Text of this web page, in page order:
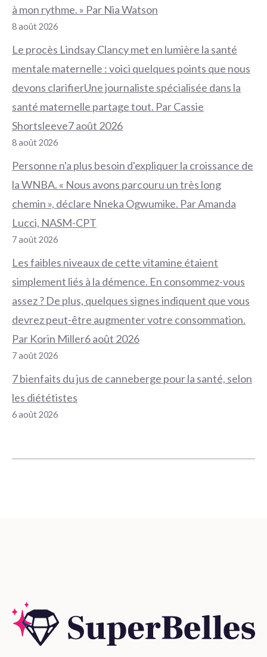
à mon rythme. » Par Nia Watson
8 août 2026
Le procès Lindsay Clancy met en lumière la santé
mentale maternelle : voici quelques points que nous
devons clarifierUne journaliste spécialisée dans la
santé maternelle partage tout. Par Cassie
Shortsleeve7 août 2026
8 août 2026
Personne n'a plus besoin d'expliquer la croissance de
la WNBA. « Nous avons parcouru un très long
chemin », déclare Nneka Ogwumike. Par Amanda
Lucci, NASM-CPT
7 août 2026
Les faibles niveaux de cette vitamine étaient
simplement liés à la démence. En consommez-vous
assez ? De plus, quelques signes indiquent que vous
devrez peut-être augmenter votre consommation.
Par Korin Miller6 août 2026
7 août 2026
7 bienfaits du jus de canneberge pour la santé, selon
les diététistes
6 août 2026